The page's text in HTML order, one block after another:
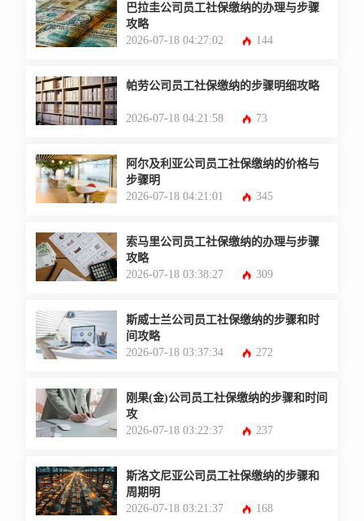
巴拉圭公司员工社保缴纳的办理与步骤
攻略
2026-07-18 04:27:02 144
帕劳公司员工社保缴纳的步骤明细攻略
2026-07-18 04:21:58 73
阿尔及利亚公司员工社保缴纳的价格与
步骤明
2026-07-18 04:21:01 345
索马里公司员工社保缴纳的办理与步骤
攻略
2026-07-18 03:38:27 309
斯威士兰公司员工社保缴纳的步骤和时
间攻略
2026-07-18 03:37:34 272
刚果(金)公司员工社保缴纳的步骤和时间
攻
2026-07-18 03:22:37 237
斯洛文尼亚公司员工社保缴纳的步骤和
周期明
2026-07-18 03:21:37 168